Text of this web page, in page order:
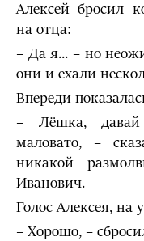
Алексей бросил
на отца:
– Да я... – но
они и ехали
Впереди
– Лёшка, давай
маловато, –
никакой
Иванович.
Голос Алексея, на
– Хорошо, –